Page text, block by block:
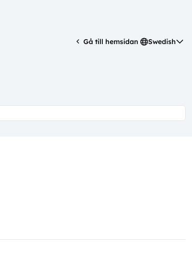
Gå till hemsidan Swedish